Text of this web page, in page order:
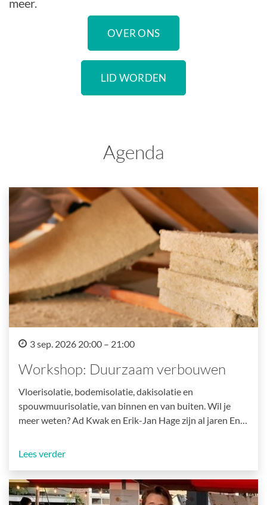
meer.
OVER ONS
LID WORDEN
Agenda
3 sep. 2026 20:00 – 21:00
Workshop: Duurzaam verbouwen
Vloerisolatie, bodemisolatie, dakisolatie en
spouwmuurisolatie, van binnen en van buiten. Wil je
meer weten? Ad Kwak en Erik-Jan Hage zijn al jaren En…
Lees verder